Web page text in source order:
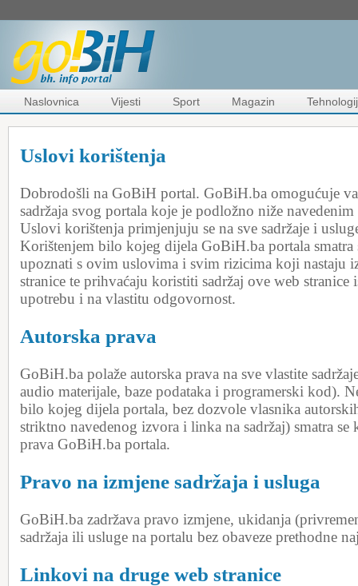
Naslovnica Vijesti Sport Magazin
Uslovi korištenja
Dobrodošli na GoBiH portal. GoBiH.ba omogućuje
sadržaja svog portala koje je podložno niže
Uslovi korištenja primjenjuju se na sve sadržaje i
Korištenjem bilo kojeg dijela GoBiH.ba portala smatra
upoznati s ovim uslovima i svim rizicima koji nastaju
stranice te prihvaćaju koristiti sadržaj ove web
upotrebu i na vlastitu odgovornost.
Autorska prava
GoBiH.ba polaže autorska prava na sve vlastite
audio materijale, baze podataka i programerski kod).
bilo kojeg dijela portala, bez dozvole vlasnika
striktno navedenog izvora i linka na sadržaj) smatra se
prava GoBiH.ba portala.
Pravo na izmjene sadržaja i usluga
GoBiH.ba zadržava pravo izmjene, ukidanja
sadržaja ili usluge na portalu bez obaveze prethodne
Linkovi na druge web stranice